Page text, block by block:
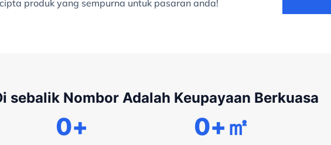
produk yang sempurna untuk pasaran anda!
sebalik Nombor Adalah Keupayaan Berkuasa
0+ 0+㎡